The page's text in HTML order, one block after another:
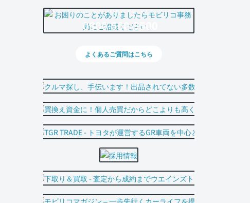
0800-500-5500
よくあるご質問はこちら